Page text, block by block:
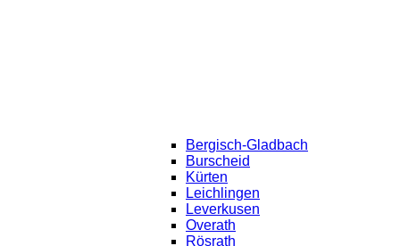
Bergisch-Gladbach
Burscheid
Kürten
Leichlingen
Leverkusen
Overath
Rösrath